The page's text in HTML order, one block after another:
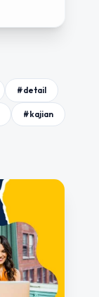
#detail
#kajian